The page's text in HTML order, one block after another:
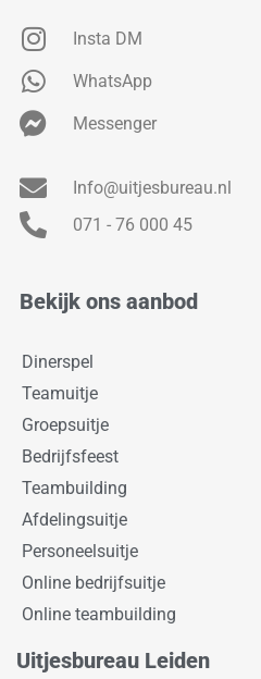
Insta DM
WhatsApp
Messenger
Info@uitjesbureau.nl
071 - 76 000 45
Bekijk ons aanbod
Dinerspel
Teamuitje
Groepsuitje
Bedrijfsfeest
Teambuilding
Afdelingsuitje
Personeelsuitje
Online bedrijfsuitje
Online teambuilding
Uitjesbureau Leiden